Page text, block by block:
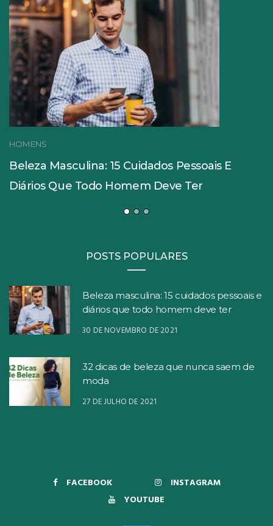
HOMENS
Beleza Masculina: 15 Cuidados Pessoais E
Diários Que Todo Homem Deve Ter
POSTS POPULARES
Beleza masculina: 15 cuidados pessoais e
diários que todo homem deve ter
30 DE NOVEMBRO DE 2021
32 dicas de beleza que nunca saem de
moda
27 DE JULHO DE 2021
FACEBOOK
INSTAGRAM
YOUTUBE